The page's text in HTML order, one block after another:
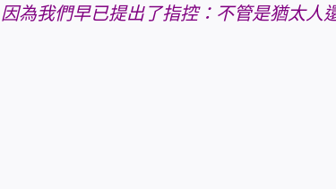
因為我們早已提出了指控：不管是猶太人